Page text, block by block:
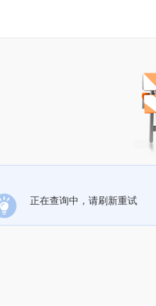
正在查询中，请刷新重试